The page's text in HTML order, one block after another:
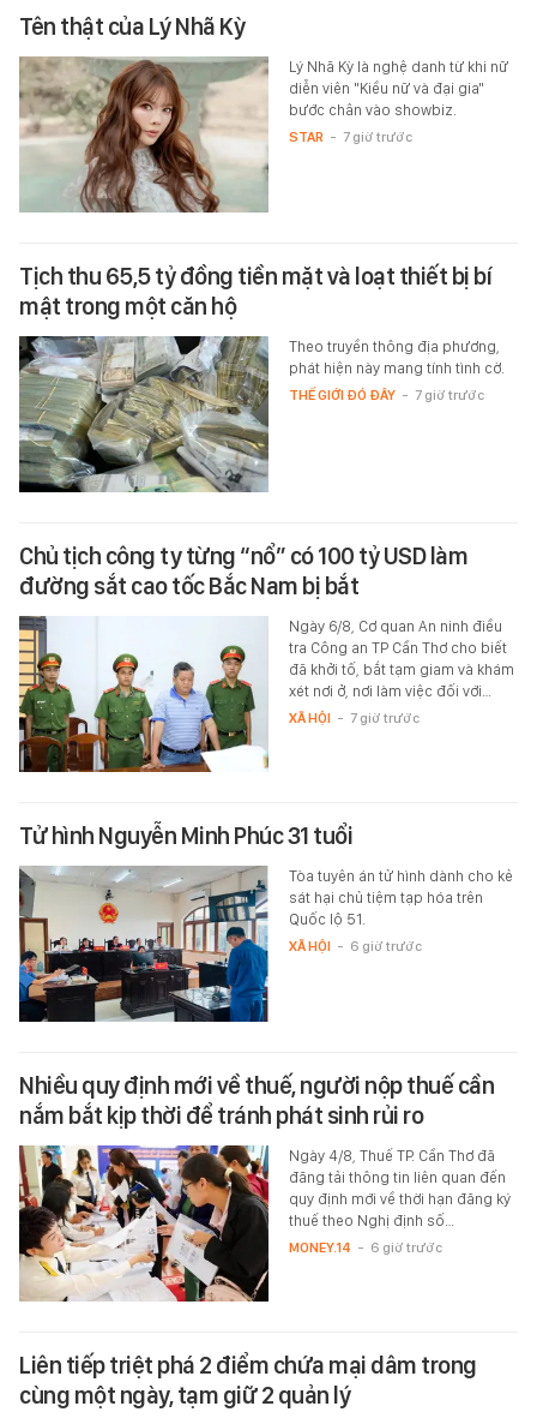
Tên thật của Lý Nhã Kỳ
Lý Nhã Kỳ là nghệ danh từ khi nữ
diễn viên "Kiều nữ và đại gia"
bước chân vào showbiz.
STAR - 7 giờ trước
Tịch thu 65,5 tỷ đồng tiền mặt và loạt thiết bị bí
mật trong một căn hộ
Theo truyền thông địa phương,
phát hiện này mang tính tình cờ.
THẾ GIỚI ĐÓ ĐÂY - 7 giờ trước
Chủ tịch công ty từng “nổ” có 100 tỷ USD làm
đường sắt cao tốc Bắc Nam bị bắt
Ngày 6/8, Cơ quan An ninh điều
tra Công an TP Cần Thơ cho biết
đã khởi tố, bắt tạm giam và khám
xét nơi ở, nơi làm việc đối với…
XÃ HỘI - 7 giờ trước
Tử hình Nguyễn Minh Phúc 31 tuổi
Tòa tuyên án tử hình dành cho kẻ
sát hại chủ tiệm tạp hóa trên
Quốc lộ 51.
XÃ HỘI - 6 giờ trước
Nhiều quy định mới về thuế, người nộp thuế cần
nắm bắt kịp thời để tránh phát sinh rủi ro
Ngày 4/8, Thuế TP. Cần Thơ đã
đăng tải thông tin liên quan đến
quy định mới về thời hạn đăng ký
thuế theo Nghị định số…
MONEY.14 - 6 giờ trước
Liên tiếp triệt phá 2 điểm chứa mại dâm trong
cùng một ngày, tạm giữ 2 quản lý